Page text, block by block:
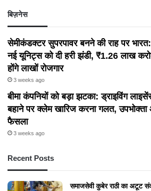
बिज़नेस
सेमीकंडक्टर सुपरपावर बनने की राह पर
नई यूनिट्स को दी हरी झंडी, ₹1.26 लाख
होंगे लाखों रोजगार
3 weeks ago
बीमा कंपनियों को बड़ा झटका: ड्राइविंग
बहाने पर क्लेम खारिज करना गलत, उपभोक्ता
फैसला
3 weeks ago
Recent Posts
समाजसेवी कुबेर राठी का अटूट